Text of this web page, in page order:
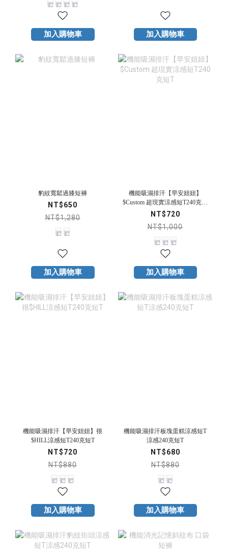
加入購物車 加入購物車
豹紋寬鬆過膝短褲
NT$650
NT$1,280
加入購物車
機能吸濕排汗【早安妞妞】
$Custom 超現實涼感短T240克短
T
NT$720
NT$1,000
加入購物車
機能吸濕排汗【早安妞妞】很
$HILL涼感短T240克短T
NT$720
NT$880
加入購物車
機能吸濕排汗板塊蛋糕涼感短T
涼感240克短T
NT$680
NT$880
加入購物車